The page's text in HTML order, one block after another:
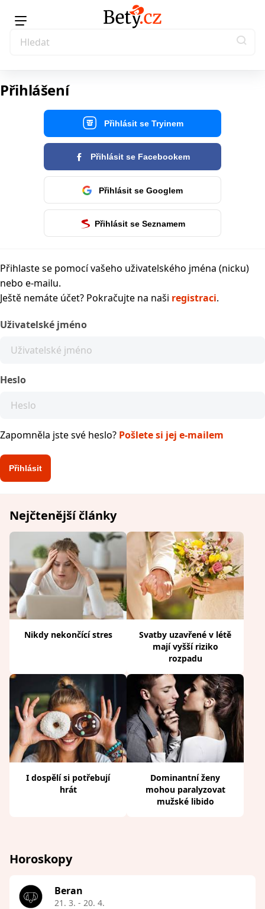
Přihlášení
Přihlásit se Tryinem
Přihlásit se Facebookem
Přihlásit se Googlem
Přihlásit se Seznamem
Přihlaste se pomocí vašeho uživatelského jména (nicku)
nebo e-mailu.
Ještě nemáte účet? Pokračujte na naši registraci.
Uživatelské jméno
Heslo
Zapomněla jste své heslo? Pošlete si jej e-mailem
Nejčtenější články
Nikdy nekončící stres
Svatby uzavřené v létě
mají vyšší riziko
rozpadu
I dospělí si potřebují
hrát
Dominantní ženy
mohou paralyzovat
mužské libido
Horoskopy
Beran
21. 3. - 20. 4.